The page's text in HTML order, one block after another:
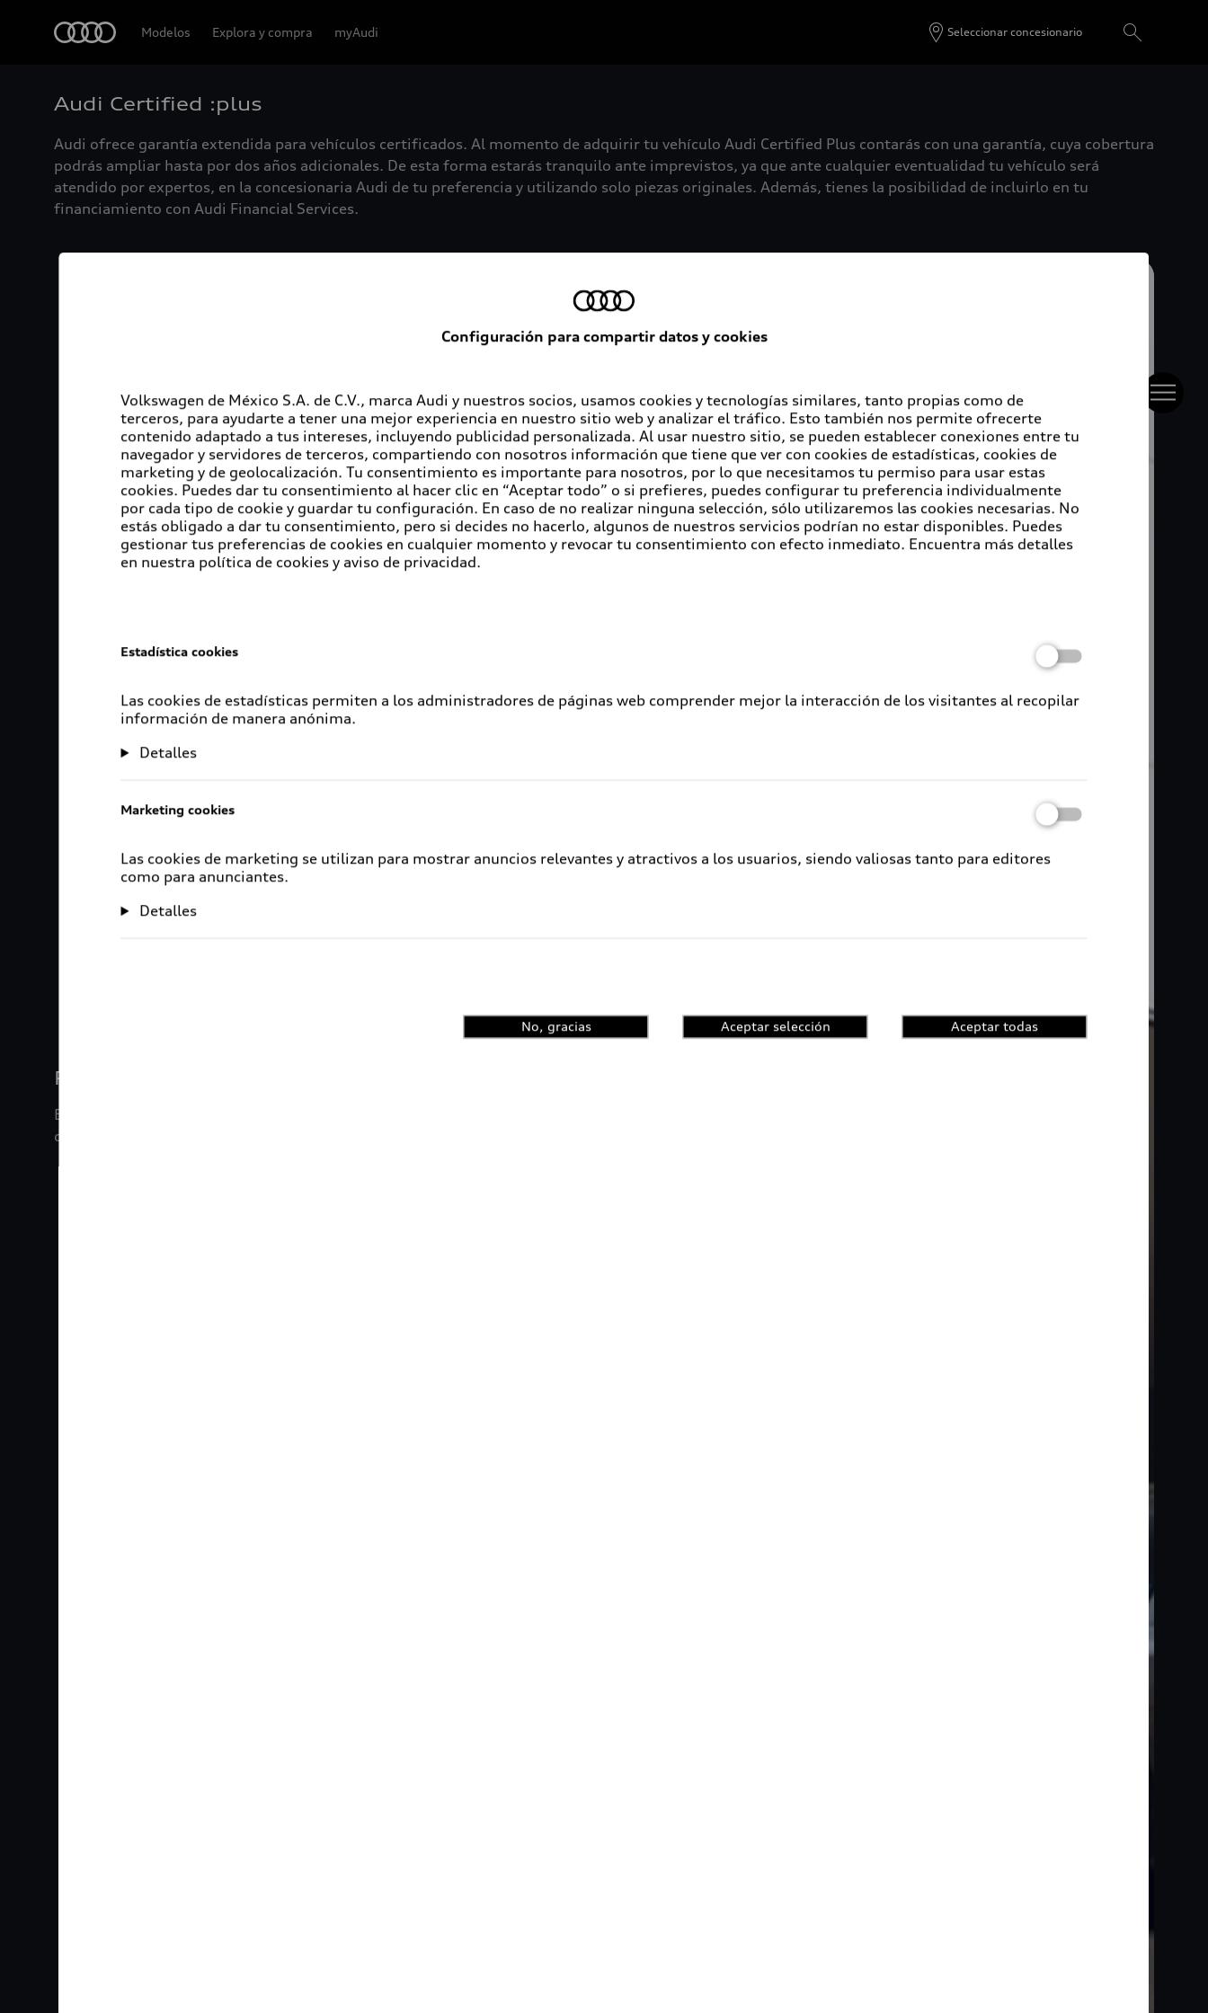
Modelos Explora y compra myAudi Seleccionar concesionario
Audi Certified :plus
Audi ofrece garantía extendida para vehículos certificados. Al momento de adquirir tu vehículo Audi Certified Plus contarás con una garantía, cuya cobertura
podrás ampliar hasta por dos años adicionales. De esta forma estarás tranquilo ante imprevistos, ya que ante cualquier eventualidad tu vehículo será
atendido por expertos, en la concesionaria Audi de tu preferencia y utilizando solo piezas originales. Además, tienes la posibilidad de incluirlo en tu
financiamiento con Audi Financial Services.
Rigurosa inspección
En Audi Certified :plus, nuestros vehículos son sometidos a un proceso
de inspección de 120 puntos.
Configuración para compartir datos y cookies
Volkswagen de México S.A. de C.V., marca Audi y nuestros socios, usamos cookies y tecnologías similares, tanto propias como de
terceros, para ayudarte a tener una mejor experiencia en nuestro sitio web y analizar el tráfico. Esto también nos permite ofrecerte
contenido adaptado a tus intereses, incluyendo publicidad personalizada. Al usar nuestro sitio, se pueden establecer conexiones entre tu
navegador y servidores de terceros, compartiendo con nosotros información que tiene que ver con cookies de estadísticas, cookies de
marketing y de geolocalización. Tu consentimiento es importante para nosotros, por lo que necesitamos tu permiso para usar estas
cookies. Puedes dar tu consentimiento al hacer clic en “Aceptar todo” o si prefieres, puedes configurar tu preferencia individualmente
por cada tipo de cookie y guardar tu configuración. En caso de no realizar ninguna selección, sólo utilizaremos las cookies necesarias. No
estás obligado a dar tu consentimiento, pero si decides no hacerlo, algunos de nuestros servicios podrían no estar disponibles. Puedes
gestionar tus preferencias de cookies en cualquier momento y revocar tu consentimiento con efecto inmediato. Encuentra más detalles
en nuestra política de cookies y aviso de privacidad.
Estadística cookies
Las cookies de estadísticas permiten a los administradores de páginas web comprender mejor la interacción de los visitantes al recopilar
información de manera anónima.
Detalles
Marketing cookies
Las cookies de marketing se utilizan para mostrar anuncios relevantes y atractivos a los usuarios, siendo valiosas tanto para editores
como para anunciantes.
Detalles
No, gracias Aceptar selección Aceptar todas